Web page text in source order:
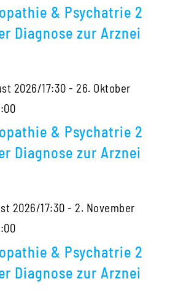
zur
Arznei
& Psychatrie 2
Diagnose zur Arznei
&
Psychatrie
der
zur
Arznei
& Psychatrie 2
Diagnose zur Arznei
2026/17:30 - 26. Oktober
&
Psychatrie
der
zur
Arznei
& Psychatrie 2
Diagnose zur Arznei
2026/17:30 - 2. November
&
Psychatrie